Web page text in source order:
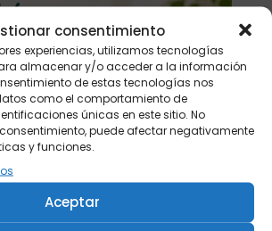
consentimiento
experiencias, utilizamos tecnologías
almacenar y/o acceder a la información
de estas tecnologías nos
como el comportamiento de
únicas en este sitio. No
puede afectar negativamente
y funciones.
Aceptar